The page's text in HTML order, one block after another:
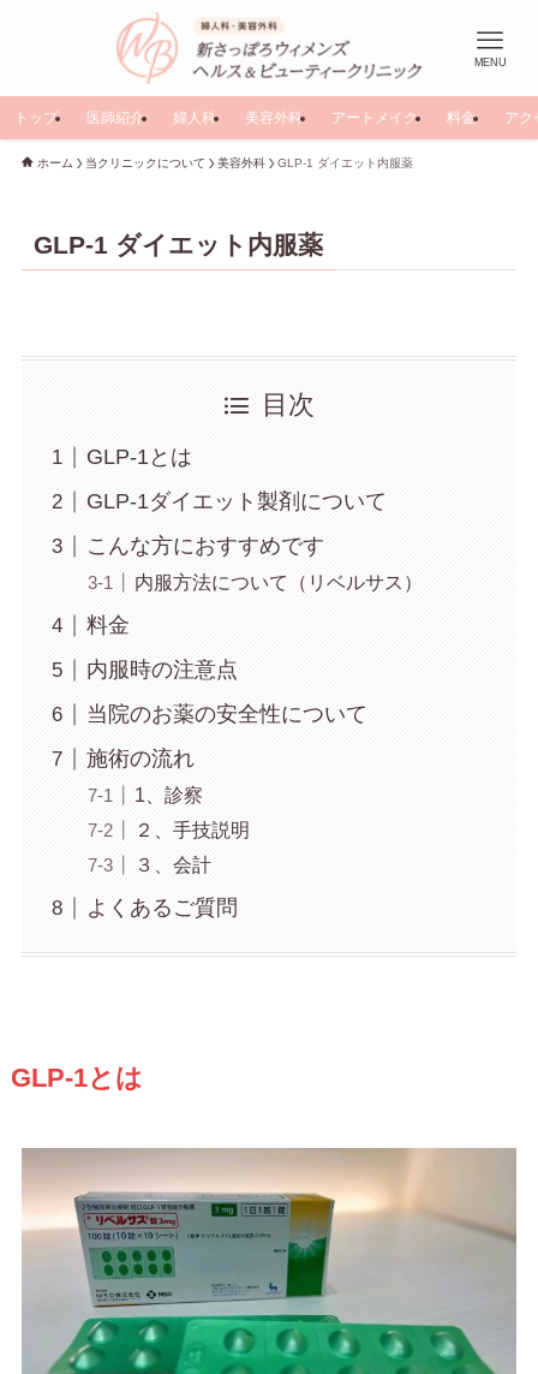
MENU
トップ 医師紹介 婦人科 美容外科 アートメイク 料金 アク
ホーム 当クリニックについて 美容外科 GLP-1 ダイエット内服薬
GLP-1 ダイエット内服薬
目次
GLP-1とは
GLP-1ダイエット製剤について
こんな方におすすめです
内服方法について（リベルサス）
料金
内服時の注意点
当院のお薬の安全性について
施術の流れ
1、診察
２、手技説明
３、会計
よくあるご質問
GLP-1とは